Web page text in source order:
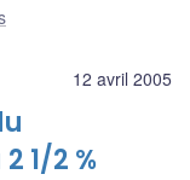
12 avril 2005
1/2 %